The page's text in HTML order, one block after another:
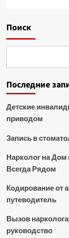
Поиск
Последние
Детские
приводом
Запись в
Нарколог на Дом
Всегда Рядом
Кодирование от
путеводитель
Вызов
руководство